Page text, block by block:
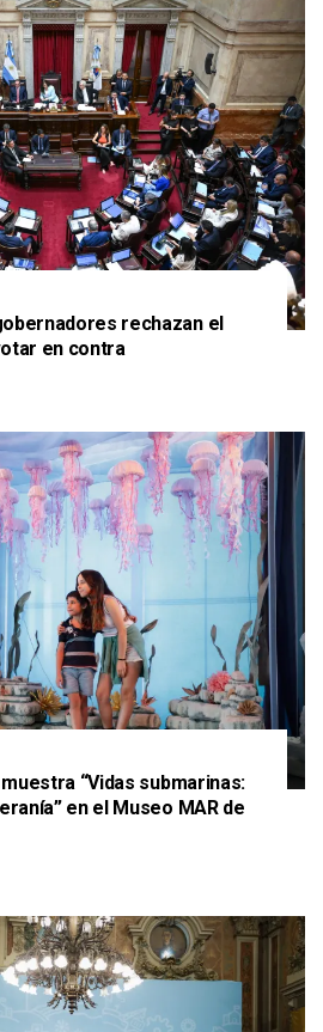
rechazan el
en contra
“Vidas submarinas:
en el Museo MAR de